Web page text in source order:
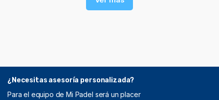
¿Necesitas asesoría personalizada?
Para el equipo de Mi Padel será un placer